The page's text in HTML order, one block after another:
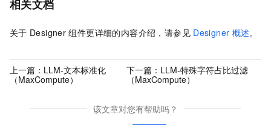
相关文档
关于 Designer 组件更详细的内容介绍，请参见 Designer 概述。
上一篇： LLM-文本标准化
（MaxCompute）
下一篇： LLM-特殊字符占比过滤
（MaxCompute）
该文章对您有帮助吗？